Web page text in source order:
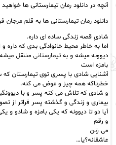
آنچه در دانلود رمان تیمارستانی ها
دانلود رمان تیمارستانی ها به قلم مرجان
شادیِ قصه زندگی ساده ای داره.
اما به خاطر محیط خانوادگی بدی که داره
دیوونه میشه و به تیمارستانی منتقل
بامزه است
آشنایی شادی با پسری توی تیمارستان
خطرناکه همه چیز و عوض می کنه.
و شادی که تلاش می کنه پسر و با
بیماری و زندگی و گذشته پسر فراتر از
آیا دو تا دیوونه که یکی بامزه و شادو و
و رقم
می زنن
عاشقانه؟یا…